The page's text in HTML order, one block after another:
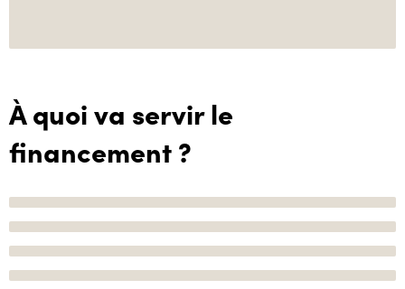
À quoi va servir le
financement ?